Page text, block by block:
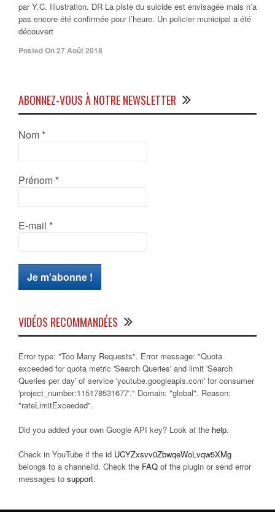
par Y.C. Illustration. DR La piste du suicide est envisagée mais n’a
pas encore été confirmée pour l’heure. Un policier municipal a été
découvert
Posted On 27 Août 2018
ABONNEZ-VOUS À NOTRE NEWSLETTER
Nom *
Prénom *
E-mail *
VIDÉOS RECOMMANDÉES
Error type: "Too Many Requests". Error message: "Quota
exceeded for quota metric 'Search Queries' and limit 'Search
Queries per day' of service 'youtube.googleapis.com' for consumer
'project_number:115178531677'." Domain: "global". Reason:
"rateLimitExceeded".
Did you added your own Google API key? Look at the help.
Check in YouTube if the id UCYZxsvv0ZbwqeWoLvqw5XMg
belongs to a channelid. Check the FAQ of the plugin or send error
messages to support.